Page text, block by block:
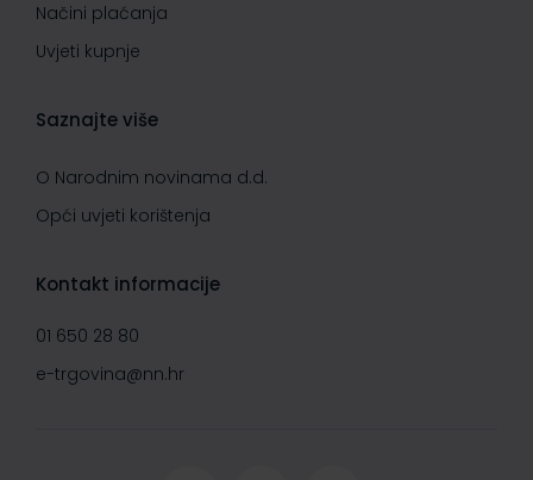
Načini plaćanja
Uvjeti kupnje
Saznajte više
O Narodnim novinama d.d.
Opći uvjeti korištenja
Kontakt informacije
01 650 28 80
e-trgovina@nn.hr